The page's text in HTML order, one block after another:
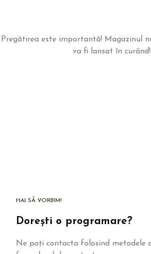
Pregătirea este importantă! Magazinul
va fi lansat în curând!
HAI SĂ VORBIM!
Dorești o programare?
Ne poți contacta folosind metodele